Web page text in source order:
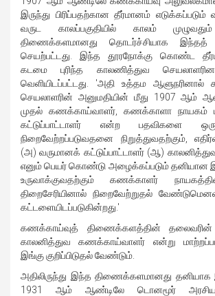
இருந்து பிரிப்பதற்கான தீர்மானம் எடுக்கப்படும்
வருட காலப்பகுதியில் காலம்
திணைக்களமானது தொடர்ச்சியாக இந்தத்
செயற்பட்டது. இந்த தூரநோக்கு கொண்ட
கடமை புரிந்த காலணித்துவ
வெளியிடப்பட்டது. 'அதி உத்தம ஆளுநரினால்
செயலாளரின் அனுமதியின் மீது 1907 ஆம்
முதல் கணக்காய்வாளர், கணக்காளா நாயகம்
கட்டுப்பாட்டாளர் என்ற பதவிகளை ஒரு
நிறைவேற்றப்படுவதனை நிறுத்துவதற்கும்,
(அ) வருமானக் கட்டுப்பாட்டாளர் (ஆ)
எனும் பெயர் கொண்டு அழைக்கப்படும் தனியான
உருவாக்குவதற்கும் கணக்காளர்
திறைசேரியினால் நிறைவேற்றுதல்
கட்டளையிடப்படுகின்றது.'
கணக்காய்வுத் திணைக்களத்தின் தலைவரின்
காலனித்துவ கணக்காய்வாளர் என்று
இங்கு குறிப்பிடுதல் வேண்டும்.
அதிலிருந்து இந்த திணைக்களமானது
1931 ஆம் ஆண்டிலே டொனமூர்